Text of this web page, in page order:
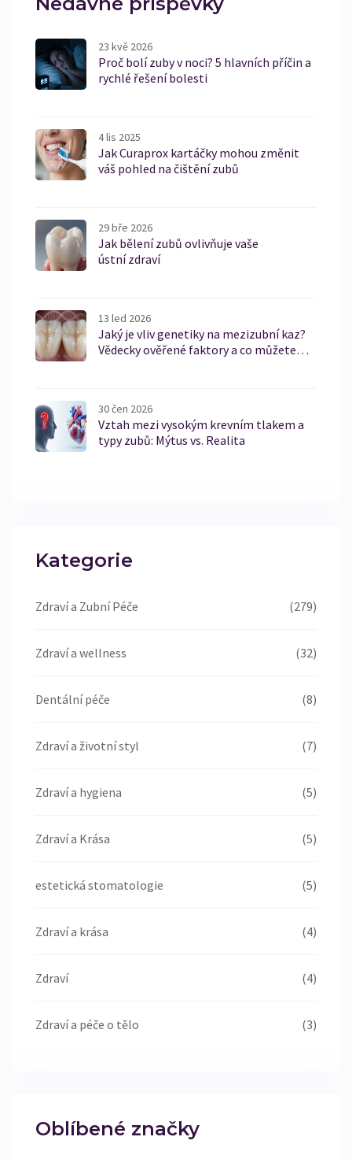
23 kvě 2026
Proč bolí zuby v noci? 5 hlavních příčin a
rychlé řešení bolesti
4 lis 2025
Jak Curaprox kartáčky mohou změnit
váš pohled na čištění zubů
29 bře 2026
Jak bělení zubů ovlivňuje vaše
ústní zdraví
13 led 2026
Jaký je vliv genetiky na mezizubní kaz?
Vědecky ověřené faktory a co můžete
30 čen 2026
Vztah mezi vysokým krevním tlakem a
typy zubů: Mýtus vs. Realita
Kategorie
Zdraví a Zubní Péče (279)
Zdraví a wellness (32)
Dentální péče (8)
Zdraví a životní styl (7)
Zdraví a hygiena (5)
Zdraví a Krása (5)
estetická stomatologie (5)
Zdraví a krása (4)
Zdraví (4)
Zdraví a péče o tělo (3)
Oblíbené značky